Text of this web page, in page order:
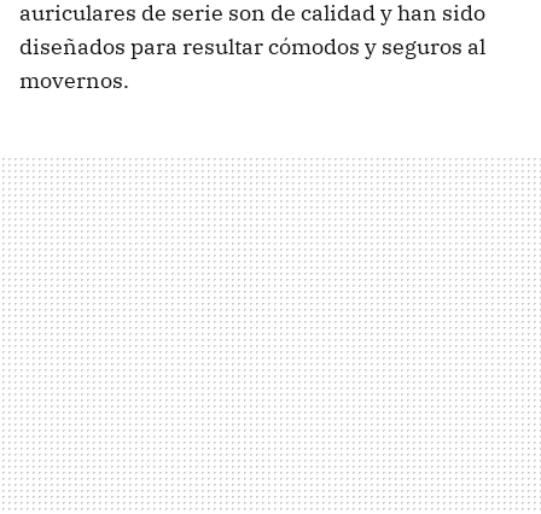
auriculares de serie son de calidad y han sido
diseñados para resultar cómodos y seguros al
movernos.